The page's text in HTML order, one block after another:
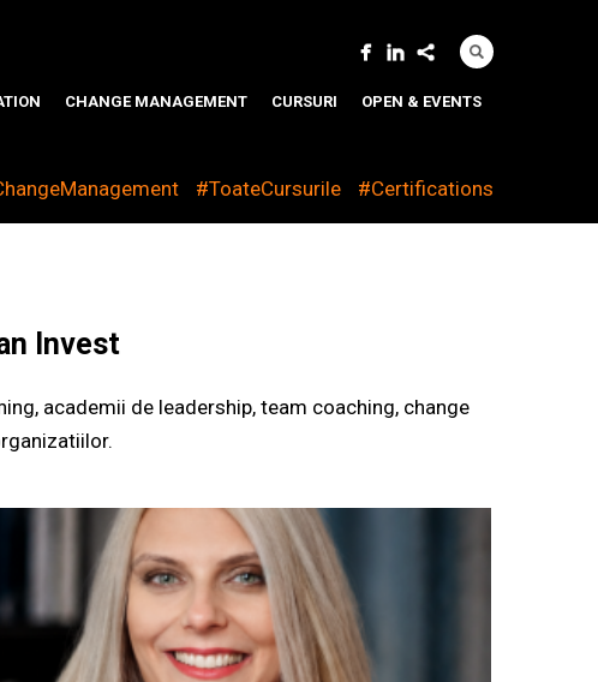
CHANGE MANAGEMENT CURSURI OPEN & EVENTS
#ToateCursurile #Certifications
Invest
academii de leadership, team coaching, change